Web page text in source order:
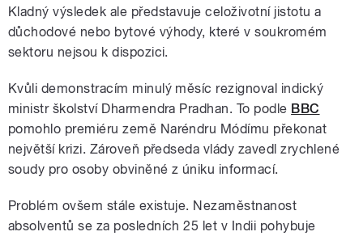
Kladný výsledek ale představuje celoživotní jistotu a
důchodové nebo bytové výhody, které v soukromém
sektoru nejsou k dispozici.
Kvůli demonstracím minulý měsíc rezignoval indický
ministr školství Dharmendra Pradhan. To podle BBC
pomohlo premiéru země Naréndru Módímu překonat
největší krizi. Zároveň předseda vlády zavedl zrychlené
soudy pro osoby obviněné z úniku informací.
Problém ovšem stále existuje. Nezaměstnanost
absolventů se za posledních 25 let v Indii pohybuje